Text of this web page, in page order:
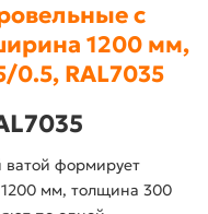
с
1200 мм,
RAL7035
ватой формирует
1200 мм, толщина 300